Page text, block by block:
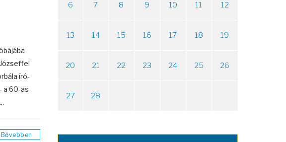
író-
a 60-as
Bővebben
6 7 8 9 10 11 12
13 14 15 16 17 18 19
20 21 22 23 24 25 26
27 28